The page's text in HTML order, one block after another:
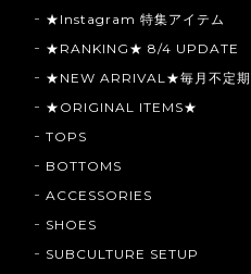
★Instagram 特集アイテム
★RANKING★ 8/4 UPDATE
★NEW ARRIVAL★毎月不定期
★ORIGINAL ITEMS★
TOPS
BOTTOMS
ACCESSORIES
SHOES
SUBCULTURE SETUP